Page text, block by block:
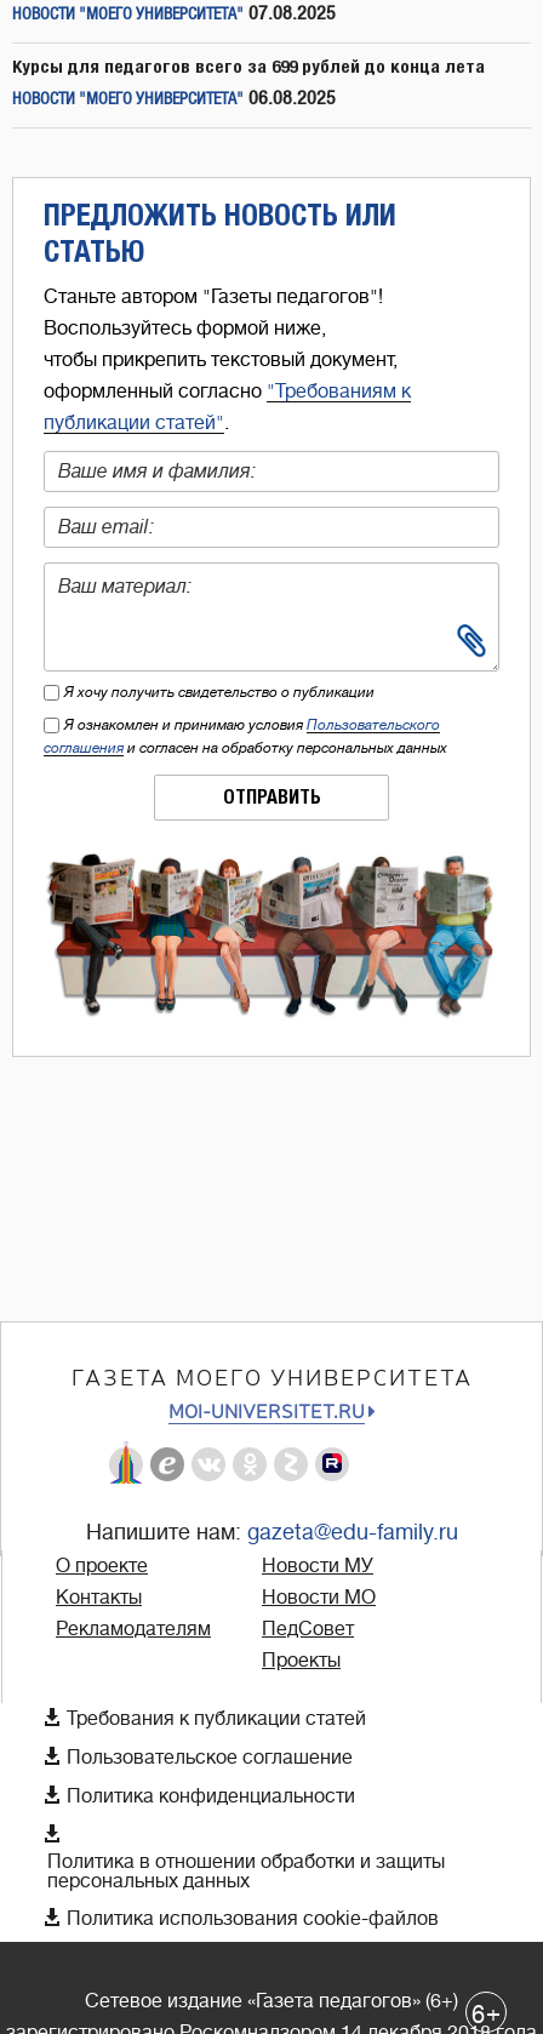
НОВОСТИ "МОЕГО УНИВЕРСИТЕТА" 07.08.2025
Курсы для педагогов всего за 699 рублей до конца лета
НОВОСТИ "МОЕГО УНИВЕРСИТЕТА" 06.08.2025
ПРЕДЛОЖИТЬ НОВОСТЬ ИЛИ
СТАТЬЮ
Станьте автором "Газеты педагогов"!
Воспользуйтесь формой ниже,
чтобы прикрепить текстовый документ,
оформленный согласно "Требованиям к
публикации статей"
Я хочу получить свидетельство о публикации
Я ознакомлен и принимаю условия Пользовательского
соглашения и согласен на обработку персональных данных
ОТПРАВИТЬ
ГАЗЕТА МОЕГО УНИВЕРСИТЕТА
MOI-UNIVERSITET.RU
Напишите нам: gazeta@edu-family.ru
О проекте
Контакты
Рекламодателям
Новости МУ
Новости МО
ПедСовет
Проекты
 Требования к публикации статей
 Пользовательское соглашение
 Политика конфиденциальности

Политика в отношении обработки и защиты
персональных данных
 Политика использования cookie-файлов
Сетевое издание «Газета педагогов» (6+)
6+